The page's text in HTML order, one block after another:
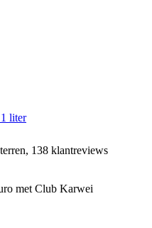
liter
138 klantreviews
met Club Karwei